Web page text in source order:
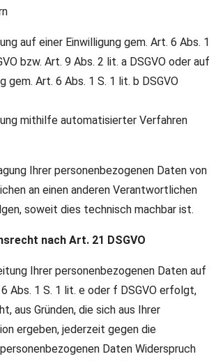
auf einer Einwilligung gem. Art. 6 Abs. 1
bzw. Art. 9 Abs. 2 lit. a DSGVO oder auf
gem. Art. 6 Abs. 1 S. 1 lit. b DSGVO
mithilfe automatisierter Verfahren
Ihrer personenbezogenen Daten von
an einen anderen Verantwortlichen
soweit dies technisch machbar ist.
nach Art. 21 DSGVO
Ihrer personenbezogenen Daten auf
Abs. 1 S. 1 lit. e oder f DSGVO erfolgt,
aus Gründen, die sich aus Ihrer
ergeben, jederzeit gegen die
Daten Widerspruch